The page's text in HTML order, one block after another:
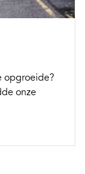
opgroeide?
onze